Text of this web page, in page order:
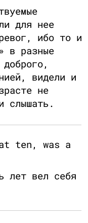
для нее
ибо то и
в разные
видели и
не
слышать.
at ten, was a
лет вел себя